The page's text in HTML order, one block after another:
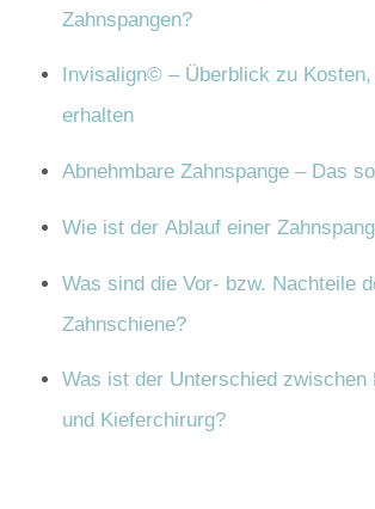
Zahnspangen?
Invisalign© – Überblick zu
erhalten
Abnehmbare Zahnspange – Das
Wie ist der Ablauf einer
Was sind die Vor- bzw. Nachteile
Zahnschiene?
Was ist der Unterschied zwischen
und Kieferchirurg?